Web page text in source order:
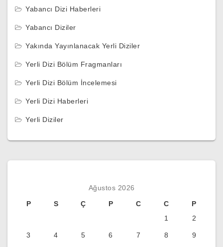
Yabancı Dizi Haberleri
Yabancı Diziler
Yakında Yayınlanacak Yerli Diziler
Yerli Dizi Bölüm Fragmanları
Yerli Dizi Bölüm İncelemesi
Yerli Dizi Haberleri
Yerli Diziler
Ağustos 2026
P
S Ç P C C
P
1
2
3 4 5 6 7 8 9